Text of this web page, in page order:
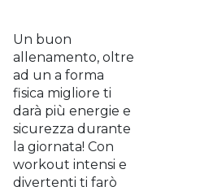
Un buon
allenamento, oltre
ad un a forma
fisica migliore ti
darà più energie e
sicurezza durante
la giornata! Con
workout intensi e
divertenti ti farò